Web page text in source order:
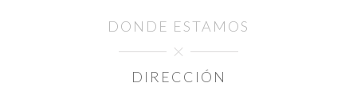
DONDE ESTAMOS
DIRECCIÓN